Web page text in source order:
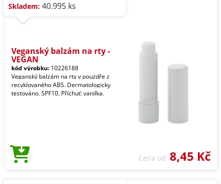
Skladem: 40.995 ks
Veganský balzám na rty -
VEGAN
kód výrobku: 10226188
Veganský balzám na rty v pouzdře z
recyklovaného ABS. Dermatologicky
testováno. SPF10. Příchuť: vanilka.
Cena od 8,45 Kč